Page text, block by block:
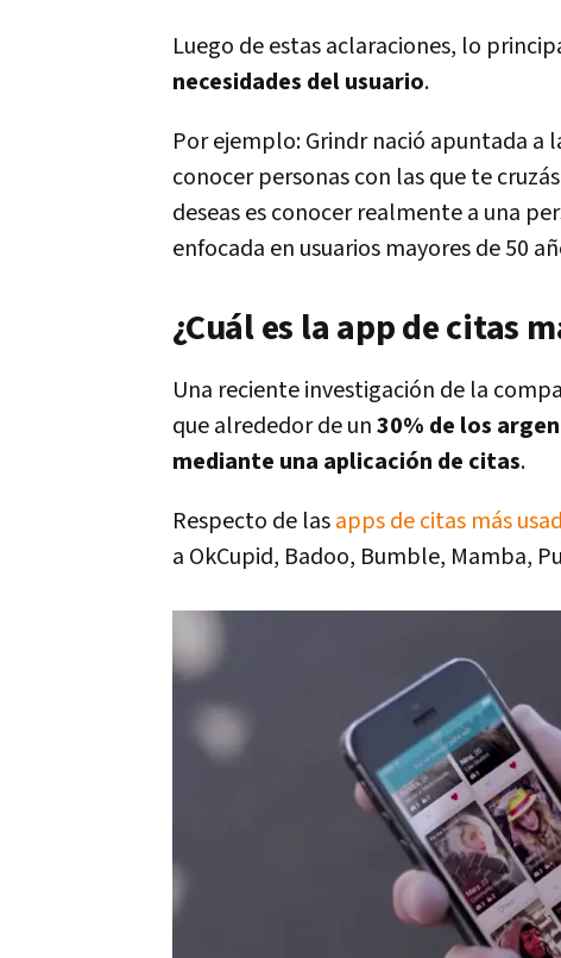
Luego de estas aclaraciones, lo
necesidades del usuario.
Por ejemplo: Grindr nació apuntada a
conocer personas con las que te
deseas es conocer realmente a una
enfocada en usuarios mayores de 50
¿Cuál es la app de citas
Una reciente investigación de la
que alrededor de un30% de los
mediante una aplicación de citas.
Respecto de lasapps de citas más
a OkCupid, Badoo, Bumble, Mamba,